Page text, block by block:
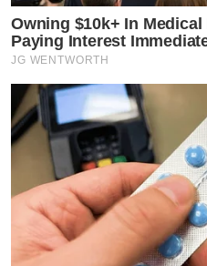
Owning $10k+ In
Paying Interest
JG WENTWORTH